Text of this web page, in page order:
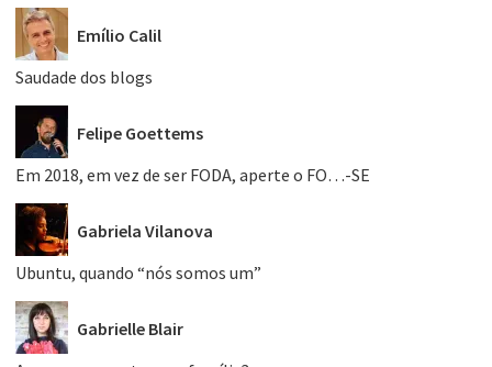
Emílio Calil
Saudade dos blogs
Felipe Goettems
Em 2018, em vez de ser FODA, aperte o FO…-SE
Gabriela Vilanova
Ubuntu, quando “nós somos um”
Gabrielle Blair